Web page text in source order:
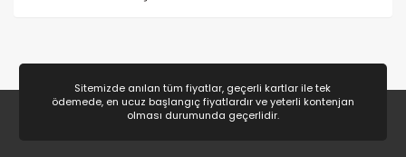
Sitemizde anılan tüm fiyatlar, geçerli kartlar ile tek
ödemede, en ucuz başlangıç fiyatlardır ve yeterli kontenjan
olması durumunda geçerlidir.